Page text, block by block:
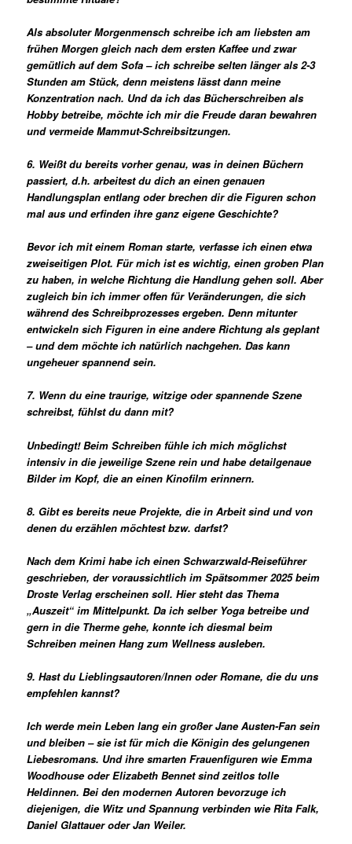
Als absoluter Morgenmensch schreibe ich am liebsten am
frühen Morgen gleich nach dem ersten Kaffee und zwar
gemütlich auf dem Sofa – ich schreibe selten länger als 2-3
Stunden am Stück, denn meistens lässt dann meine
Konzentration nach. Und da ich das Bücherschreiben als
Hobby betreibe, möchte ich mir die Freude daran bewahren
und vermeide Mammut-Schreibsitzungen.
6. Weißt du bereits vorher genau, was in deinen Büchern
passiert, d.h. arbeitest du dich an einen genauen
Handlungsplan entlang oder brechen dir die Figuren schon
mal aus und erfinden ihre ganz eigene Geschichte?
Bevor ich mit einem Roman starte, verfasse ich einen etwa
zweiseitigen Plot. Für mich ist es wichtig, einen groben Plan
zu haben, in welche Richtung die Handlung gehen soll. Aber
zugleich bin ich immer offen für Veränderungen, die sich
während des Schreibprozesses ergeben. Denn mitunter
entwickeln sich Figuren in eine andere Richtung als geplant
– und dem möchte ich natürlich nachgehen. Das kann
ungeheuer spannend sein.
7. Wenn du eine traurige, witzige oder spannende Szene
schreibst, fühlst du dann mit?
Unbedingt! Beim Schreiben fühle ich mich möglichst
intensiv in die jeweilige Szene rein und habe detailgenaue
Bilder im Kopf, die an einen Kinofilm erinnern.
8. Gibt es bereits neue Projekte, die in Arbeit sind und von
denen du erzählen möchtest bzw. darfst?
Nach dem Krimi habe ich einen Schwarzwald-Reiseführer
geschrieben, der voraussichtlich im Spätsommer 2025 beim
Droste Verlag erscheinen soll. Hier steht das Thema
„Auszeit“ im Mittelpunkt. Da ich selber Yoga betreibe und
gern in die Therme gehe, konnte ich diesmal beim
Schreiben meinen Hang zum Wellness ausleben.
9. Hast du Lieblingsautoren/Innen oder Romane, die du uns
empfehlen kannst?
Ich werde mein Leben lang ein großer Jane Austen-Fan sein
und bleiben – sie ist für mich die Königin des gelungenen
Liebesromans. Und ihre smarten Frauenfiguren wie Emma
Woodhouse oder Elizabeth Bennet sind zeitlos tolle
Heldinnen. Bei den modernen Autoren bevorzuge ich
diejenigen, die Witz und Spannung verbinden wie Rita Falk,
Daniel Glattauer oder Jan Weiler.